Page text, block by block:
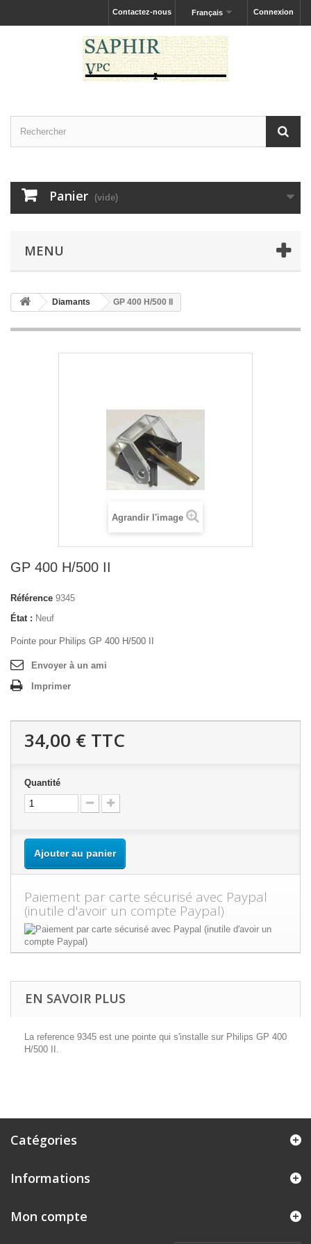
Connexion
Français
Contactez-nous
Panier (vide)
MENU
Diamants GP 400 H/500 II
Agrandir l'image
GP 400 H/500 II
Référence 9345
État : Neuf
Pointe pour Philips GP 400 H/500 II
Envoyer à un ami
Imprimer
34,00 € TTC
Quantité
Ajouter au panier
Paiement par carte sécurisé avec Paypal
(inutile d'avoir un compte Paypal)
EN SAVOIR PLUS
La reference 9345 est une pointe qui s'installe sur Philips GP 400
H/500 II.
Catégories
Informations
Mon compte